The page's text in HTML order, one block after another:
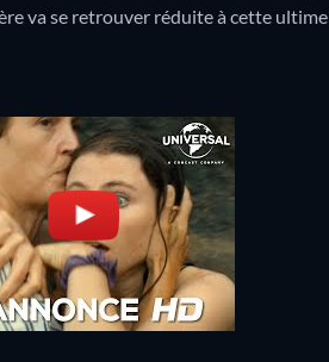
va se retrouver réduite à cette ultime